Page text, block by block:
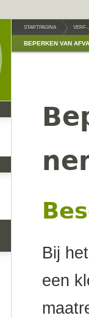
STARTPAGINA VERF-
BEPERKEN VAN
Bij
een